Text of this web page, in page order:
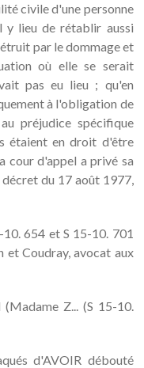
civile d'une personne
y lieu de rétablir aussi
par le dommage et
où elle se serait
pas eu lieu ; qu'en
à l'obligation de
préjudice spécifique
étaient en droit d'être
cour d'appel a privé sa
du 17 août 1977,
654 et S 15-10. 701
et Coudray, avocat aux
Z... (S 15-10.
d'AVOIR débouté